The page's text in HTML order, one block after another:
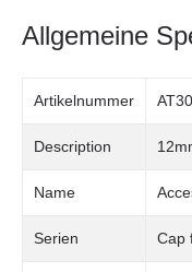
Allgemeine
Artikelnummer
Description
Name
Serien Cap